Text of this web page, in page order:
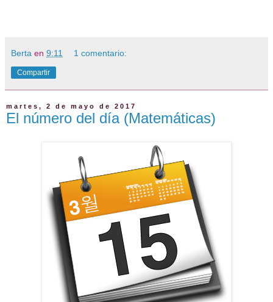
Berta en 9:11 1 comentario:
Compartir
martes, 2 de mayo de 2017
El número del día (Matemáticas)